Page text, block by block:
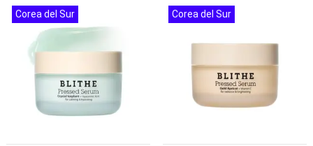
Corea del Sur Corea del Sur